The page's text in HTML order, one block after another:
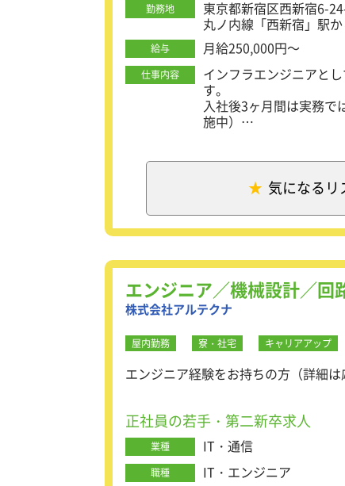
■研修後も万全のサポ
研修を終えた後は、ヘ
また、担当営業や上司
いて、いつでも相談が
階層別研修や社内勉強
ています。
社内には明確な評価基
■残業が少ないためプラ
残業は月平均5～10時間
す。
■最初の3ヶ月間は試用
最初の3ヶ月間は契約社
試用期間終了後は正社
※正社員への登用率は97
勤務地
東京都新宿区西新宿6-
丸ノ内線「西新宿」駅
給与 月給250,000円～
仕事内容
インフラエンジニアと
す。
入社後3ヶ月間は実務で
施中）
研修中は毎日、同期同
学んだ知識の共有やア
さらに研修後は、入社
定期的なミーティング
【研修期間】
▼1ヶ月目：IT基礎研修
1ヶ月目は専門技術では
「コンピュータの仕組
使用頻度が高い「
また、様々なサーバ
て、
「Linuxサーバ」の実践
気になるリ
エンジニア／機械設計／回
株式会社アルテクナ
屋内勤務 寮・社宅 キャリアアップ
エンジニア経験をお持ちの方（詳細は
正社員の若手・第二新卒求人
業種 IT・通信
職種 IT・エンジニア